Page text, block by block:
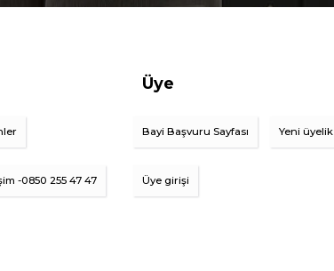
-0850 255 47 47
Üye
Bayi Başvuru Sayfası Yeni üyelik
Üye girişi